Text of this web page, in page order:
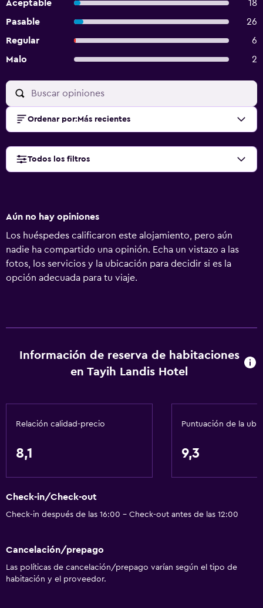
Aceptable
18
Pasable
26
Regular
6
Malo
2
Ordenar por: Más recientes
Todos los filtros
Aún no hay opiniones
Los huéspedes calificaron este alojamiento, pero aún
nadie ha compartido una opinión. Echa un vistazo a las
fotos, los servicios y la ubicación para decidir si es la
opción adecuada para tu viaje.
Información de reserva de habitaciones
en Tayih Landis Hotel
Relación calidad-precio
8,1
Puntuación de la
9,3
Check-in/Check-out
Check-in después de las 16:00 - Check-out antes de las 12:00
Cancelación/prepago
Las políticas de cancelación/prepago varían según el tipo de
habitación y el proveedor.